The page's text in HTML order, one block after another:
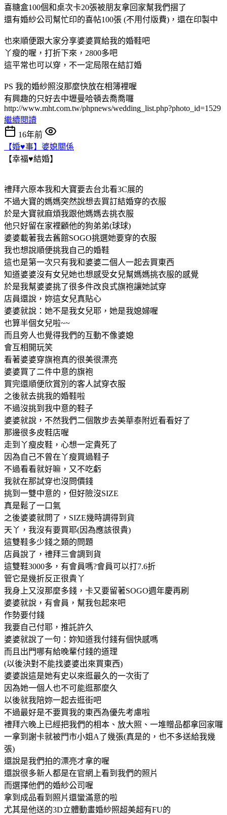
喜糖盒100個和桌次卡20張被朋友拿回家幫我們摺了
還有婚紗公司幫忙印的喜帖100張 (不用付版費)，還在印製中
也來順便跟大家分享婆婆買給我的婚鞋吧
丫瘦的喔，打折下來，2800多吧
這平常也可以穿，不一定局限在結訂婚
PS 我的婚紗照沒那麼快放在相簿裡喔
有興趣的只好去中壢曼哈頓去喬喬囉
http://www.mht.com.tw/phpnews/wedding_list.php?photo_id=1529
繼續閱讀
16年前
【婚♥事】婆媳關係
【幸福♥結婚】
禮拜六原本我和大寶要去台北看3C展的
不過大寶的媽媽突然說想去買訂結婚穿的衣服
於是大寶就麻煩我跟他媽媽去挑衣服
他只好留在家裡顧他的狗弟弟(球球)
婆婆載著我去舊館SOGO挑選她要穿的衣服
我也想說順便挑我自己的婚鞋
這也是第一次只有我和婆婆二個人一起去買東西
知道婆婆沒有女兒她也想感受女兒幫媽媽挑衣服的感覺
於是我幫婆婆挑了很多件改良式旗袍讓她試穿
店員還說，妳這女兒真貼心
婆婆就說：她不是我女兒耶，她是我媳婦喔
也算半個女兒啦~~
而且旁人也覺得我們的互動不像婆媳
會互相開玩笑
看著婆婆穿旗袍真的很美很漂亮
婆婆買了二件中意的旗袍
買完還順便欣賞別的客人試穿衣服
之後就去挑我的婚鞋啦
不過沒挑到我中意的鞋子
婆婆就說，不然我們二個散步去美華泰附近看看好了
那邊很多皮鞋店喔
走到丫瘦皮鞋，心想一定貴死了
因為自己不曾在丫瘦買過鞋子
不過看看就好嘛，又不吃虧
我就在那試穿也沒問價錢
挑到一雙中意的，但好險沒SIZE
真是鬆了一口氣
之後婆婆就問了，SIZE幾時調得到貨
天丫，我沒有要買耶(因為應該很貴)
這雙鞋多少錢之類的問題
店員說了，禮拜三會調到貨
這雙鞋3000多，有會員嗎?會員可以打7.6折
管它是幾折反正很貴丫
我身上又沒那麼多錢，卡又要留著SOGO週年慶再刷
婆婆就說，有會員，幫我包起來吧
作勢要付錢
我要自己付耶，推託許久
婆婆就說了一句：妳知道我付錢有個快感嗎
而且出門哪有給晚輩付錢的道理
(以後決對不能找婆婆出來買東西)
婆婆說這是她有史以來逛最久的一次街了
因為她一個人也不可能逛那麼久
以後就我陪妳一起去逛街吧
不過最好是不要買我的東西為優先考慮啦
禮拜六晚上已經把我們的相本、放大照、一堆贈品都拿回家囉
一拿到謝卡就被門市小姐A了幾張(真是的，也不多送給我幾
張)
還說是我們拍的漂亮才拿的喔
還說很多新人都是在官網上看到我們的照片
而選擇他們的婚紗公司喔
拿到成品看到照片還蠻滿意的啦
尤其是他送的3D立體動畫婚紗照超美超有FU的